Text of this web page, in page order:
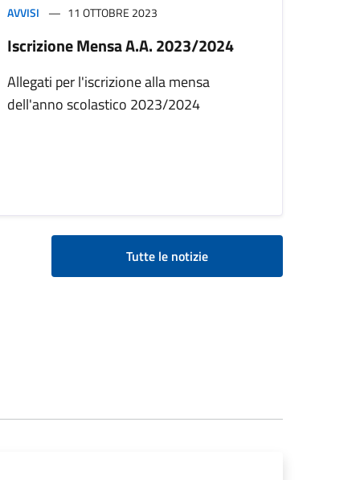
AVVISI 11 OTTOBRE 2023
Iscrizione Mensa A.A. 2023/2024
Allegati per l'iscrizione alla mensa
dell'anno scolastico 2023/2024
Tutte le notizie